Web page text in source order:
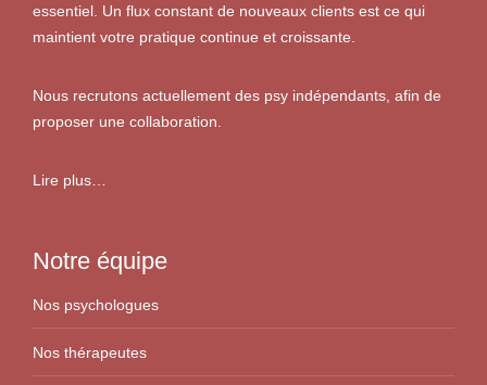
essentiel. Un flux constant de nouveaux clients est ce qui
maintient votre pratique continue et croissante.
Nous recrutons actuellement des psy indépendants, afin de
proposer une collaboration.
Lire plus…
Notre équipe
Nos psychologues
Nos thérapeutes